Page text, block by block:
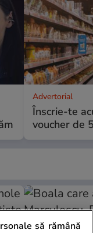
Advertorial
Înscrie-te
voucher de
să rămână